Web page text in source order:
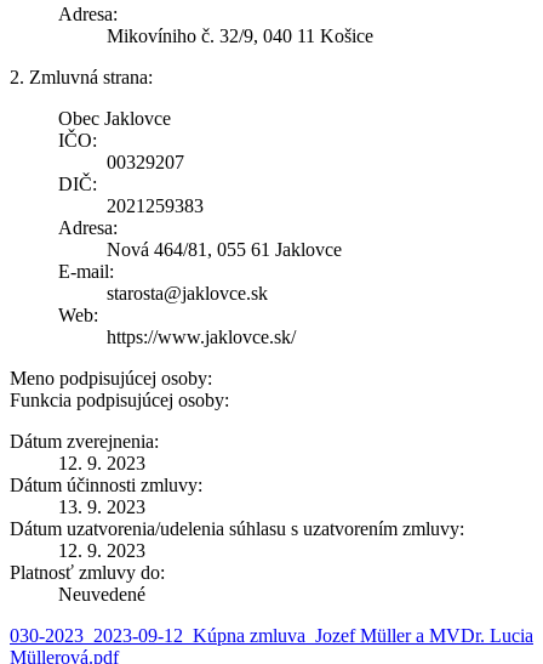
Adresa:
Mikovíniho č. 32/9, 040 11 Košice
2. Zmluvná strana:
Obec Jaklovce
IČO:
00329207
DIČ:
2021259383
Adresa:
Nová 464/81, 055 61 Jaklovce
E-mail:
starosta@jaklovce.sk
Web:
https://www.jaklovce.sk/
Meno podpisujúcej osoby:
Funkcia podpisujúcej osoby:
Dátum zverejnenia:
12. 9. 2023
Dátum účinnosti zmluvy:
13. 9. 2023
Dátum uzatvorenia/udelenia súhlasu s uzatvorením zmluvy:
12. 9. 2023
Platnosť zmluvy do:
Neuvedené
030-2023_2023-09-12_Kúpna zmluva_Jozef Müller a MVDr. Lucia
Müllerová.pdf